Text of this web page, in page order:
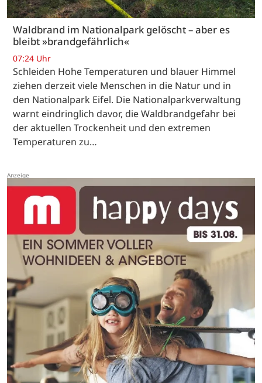
Waldbrand im Nationalpark gelöscht – aber es
bleibt »brandgefährlich«
07:24 Uhr
Schleiden Hohe Temperaturen und blauer Himmel
ziehen derzeit viele Menschen in die Natur und in
den Nationalpark Eifel. Die Nationalparkverwaltung
warnt eindringlich davor, die Waldbrandgefahr bei
der aktuellen Trockenheit und den extremen
Temperaturen zu…